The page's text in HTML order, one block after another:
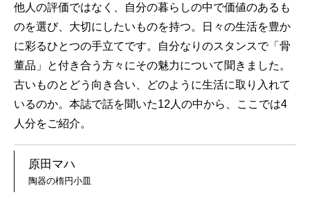
他人の評価ではなく、自分の暮らしの中で価値のあるも
のを選び、大切にしたいものを持つ。日々の生活を豊か
に彩るひとつの手立てです。自分なりのスタンスで「骨
董品」と付き合う方々にその魅力について聞きました。
古いものとどう向き合い、どのように生活に取り入れて
いるのか。本誌で話を聞いた12人の中から、ここでは4
人分をご紹介。
原田マハ
陶器の楕円小皿